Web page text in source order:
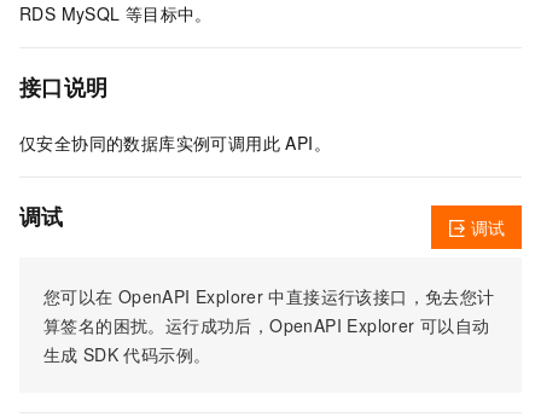
RDS MySQL 等目标中。
接口说明
仅安全协同的数据库实例可调用此 API。
调试
您可以在 OpenAPI Explorer 中直接运行该接口，免去您计
算签名的困扰。运行成功后，OpenAPI Explorer 可以自动
生成 SDK 代码示例。
调试